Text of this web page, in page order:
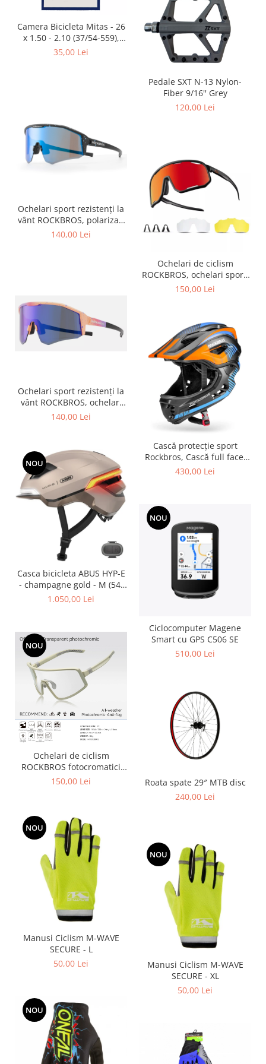
Schimbatoare viteze
Scule bicicleta
Camera Bicicleta Mitas - 26
x 1.50 - 2.10 (37/54-559),
FV47
35,00 Lei
Pedale SXT N-13 Nylon-
Fiber 9/16'' Grey
120,00 Lei
Ochelari sport rezistenți la
vânt ROCKBROS, polarizați
pentru ciclism, ochelari de
140,00 Lei
Ochelari de ciclism
ROCKBROS, ochelari sport,
ramă fotocromatică TR
150,00 Lei
Ochelari sport rezistenți la
vânt ROCKBROS, ochelari
polarizați pentru ciclism,
140,00 Lei
Cască protecție sport
Rockbros, Cască full face,
albastru 55-58 cm
430,00 Lei
NOU
Casca bicicleta ABUS HYP-E
- champagne gold - M (54-
58 cm)
1.050,00 Lei
NOU
Ciclocomputer Magene
Smart cu GPS C506 SE
510,00 Lei
NOU
Ochelari de ciclism
ROCKBROS fotocromatici
anti-aburire UV400 reglabili
150,00 Lei
Roata spate 29″ MTB disc
240,00 Lei
NOU
Manusi Ciclism M-WAVE
SECURE - L
50,00 Lei
NOU
Manusi Ciclism M-WAVE
SECURE - XL
50,00 Lei
NOU